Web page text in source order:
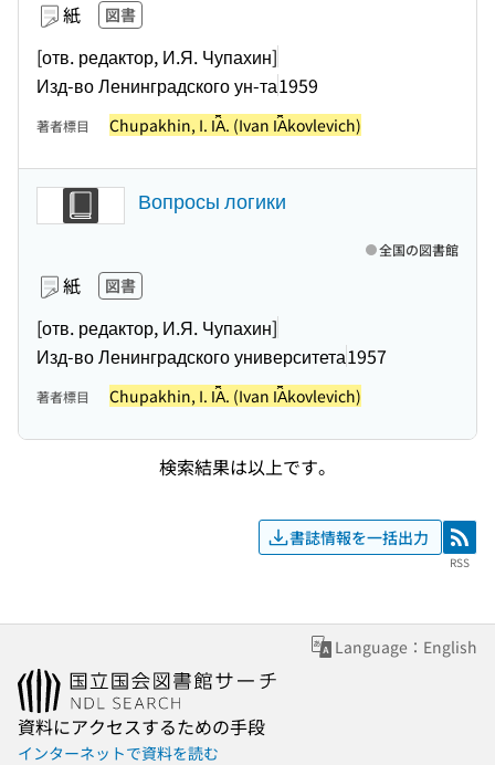
紙 図書
[отв. редактор, И.Я. Чупахин]
Изд-во Ленинградского ун-та1959
著者標目 Chupakhin, I. I︠A︡. (Ivan I︠A︡kovlevich)
Вопросы логики
紙 図書
[отв. редактор, И.Я. Чупахин]
Изд-во Ленинградского университета1957
全国の図書館
著者標目 Chupakhin, I. I︠A︡. (Ivan I︠A︡kovlevich)
検索結果は以上です。
書誌情報を一括出力 RSS
RSS
Language：English
資料にアクセスするための手段
インターネットで資料を読む